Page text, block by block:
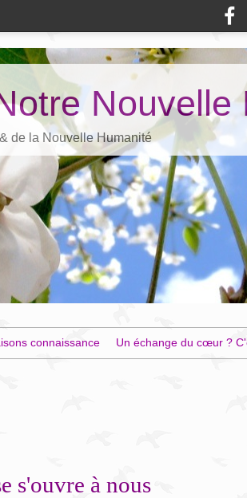
Nouvelle
de la Nouvelle Humanité
connaissance Un échange du cœur ?
s'ouvre à nous